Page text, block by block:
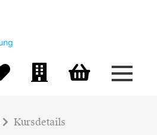
Menü
Kursdetails